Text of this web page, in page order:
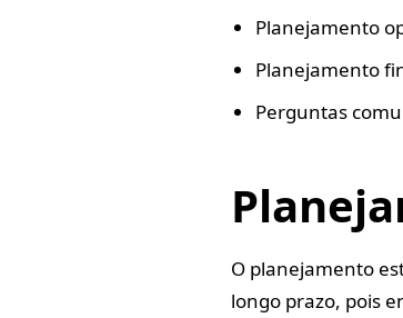
Planejamento
Planejamento
Perguntas
O planejamento
longo prazo, pois